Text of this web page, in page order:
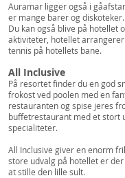
Auramar ligger også i
er mange barer og
Du kan også blive på hotellet
aktiviteter, hotellet
tennis på hotellets bane.
All Inclusive
På resortet finder du en god
frokost ved poolen med en
restauranten og spise jeres
buffetrestaurant med et stort
specialiteter.
All Inclusive giver en enorm
store udvalg på hotellet er
at stille den lille sult.